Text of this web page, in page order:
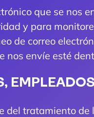
que se nos
y para
de correo
nos envíe esté
del tratamiento